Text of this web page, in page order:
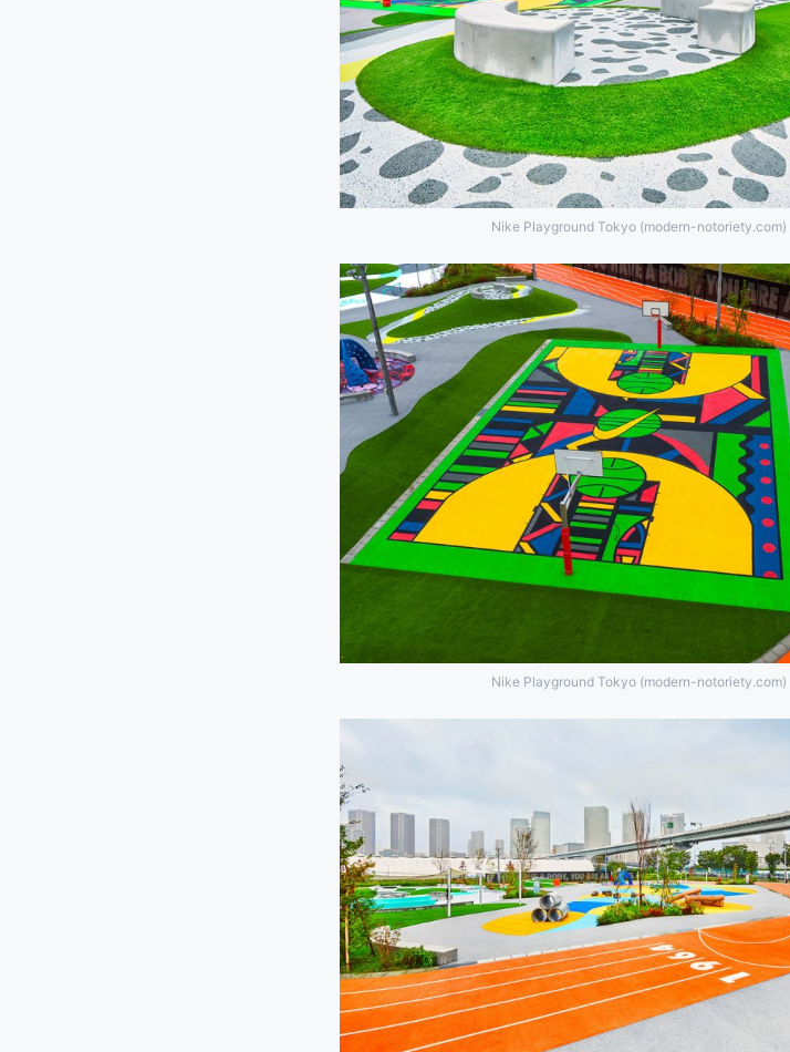
Nike Playground Tokyo (modern-notoriety.com)
Nike Playground Tokyo (modern-notoriety.com)